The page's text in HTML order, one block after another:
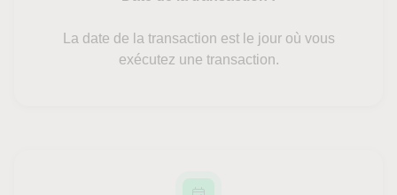
La date de la transaction est le jour où vous
exécutez une transaction.